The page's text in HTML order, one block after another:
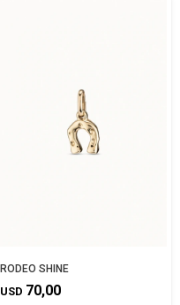
RODEO SHINE
USD 70,00